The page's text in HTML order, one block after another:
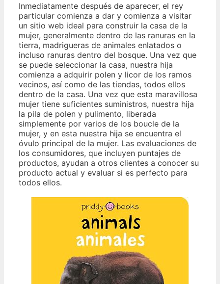
Inmediatamente después de aparecer, el rey
particular comienza a dar y comienza a visitar
un sitio web ideal para construir la casa de la
mujer, generalmente dentro de las ranuras en la
tierra, madrigueras de animales enlatados o
incluso ranuras dentro del bosque. Una vez que
se puede seleccionar la casa, nuestra hija
comienza a adquirir polen y licor de los ramos
vecinos, así como de las tiendas, todos ellos
dentro de la casa. Una vez que esta maravillosa
mujer tiene suficientes suministros, nuestra hija
la pila de polen y pulimento, liberada
simplemente por varios de los boucle de la
mujer, y en esta nuestra hija se encuentra el
óvulo principal de la mujer. Las evaluaciones de
los consumidores, que incluyen puntajes de
productos, ayudan a otros clientes a conocer su
producto actual y evaluar si es perfecto para
todos ellos.